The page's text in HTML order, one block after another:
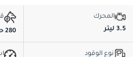
المحرك
3.5 ليتر
280 حصان
نوع الوقود